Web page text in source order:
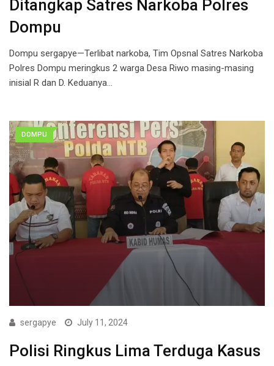
Ditangkap Satres Narkoba Polres
Dompu
Dompu sergapye—Terlibat narkoba, Tim Opsnal Satres Narkoba
Polres Dompu meringkus 2 warga Desa Riwo masing-masing
inisial R dan D. Keduanya…
DOMPU
sergapye July 11, 2024
Polisi Ringkus Lima Terduga Kasus